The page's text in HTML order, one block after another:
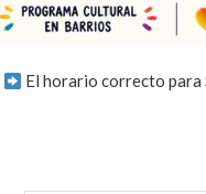
El horario correcto para